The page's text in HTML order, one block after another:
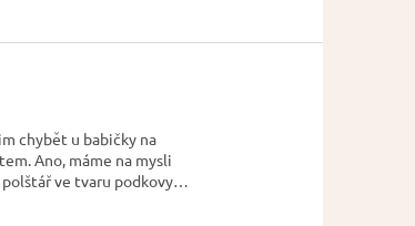
chybět u babičky na
Ano, máme na mysli
ve tvaru podkovy…